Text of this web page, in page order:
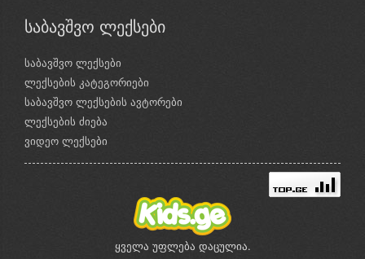
საბავშვო ლექსები
საბავშვო ლექსები
ლექსების კატეგორიები
საბავშვო ლექსების ავტორები
ლექსების ძიება
ვიდეო ლექსები
ყველა უფლება დაცულია.